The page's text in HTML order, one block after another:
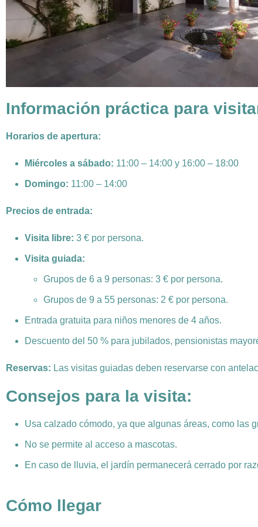
Información práctica para
Horarios de apertura:
Miércoles a sábado: 11:00 – 14:00 y 16:00 – 18:00
Domingo: 11:00 – 14:00
Precios de entrada:
Visita libre: 3 € por persona.
Visita guiada:
Grupos de 6 a 9 personas: 3 € por persona.
Grupos de 9 a 55 personas: 2 € por persona.
Entrada gratuita para niños menores de 4 años.
Descuento del 50 % para jubilados, pensionistas
Reservas: Las visitas guiadas deben reservarse con
Consejos para la visita:
Usa calzado cómodo, ya que algunas áreas, como las
No se permite al acceso a mascotas.
En caso de lluvia, el jardín permanecerá cerrado por
Cómo llegar